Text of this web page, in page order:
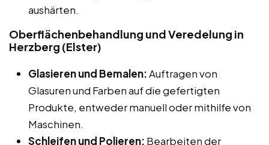
aushärten.
Oberflächenbehandlung und Veredelung in
Herzberg (Elster)
Glasieren und Bemalen:Auftragen von
Glasuren und Farben auf die gefertigten
Produkte, entweder manuell oder mithilfe von
Maschinen.
Schleifen und Polieren: Bearbeiten der